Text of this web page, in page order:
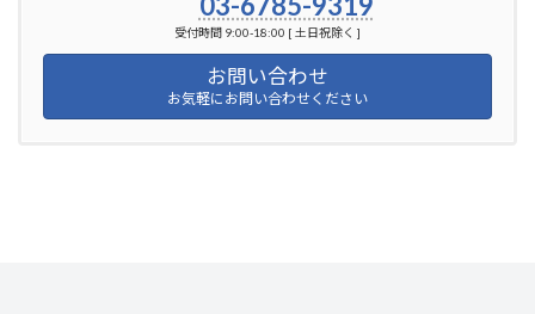
受付時間 9:00-18:00 [ 土日祝除く ]
お問い合わせ
お気軽にお問い合わせください